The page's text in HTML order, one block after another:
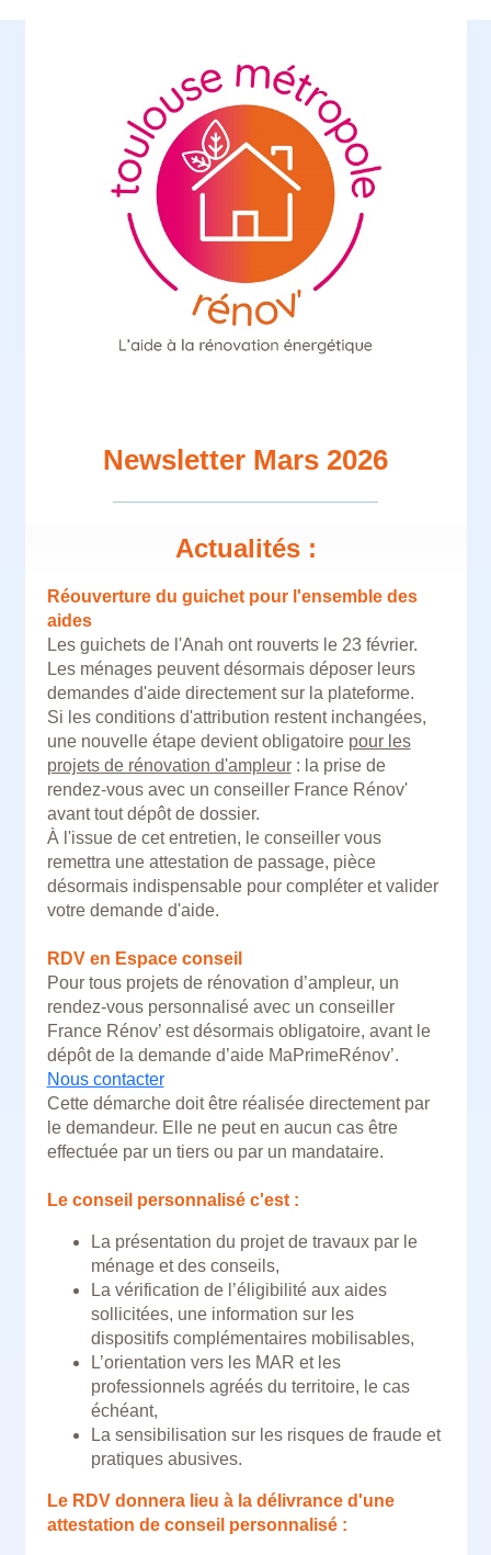
Newsletter Mars 2026
Actualités :
Réouverture du guichet pour l'ensemble des
aides
Les guichets de l'Anah ont rouverts le 23 février.
Les ménages peuvent désormais déposer leurs
demandes d'aide directement sur la plateforme.
Si les conditions d'attribution restent inchangées,
une nouvelle étape devient obligatoire pour les
projets de rénovation d'ampleur: la prise de
rendez-vous avec un conseiller France Rénov'
avant tout dépôt de dossier.
À l'issue de cet entretien, le conseiller vous
remettra une attestation de passage, pièce
désormais indispensable pour compléter et valider
votre demande d'aide.
RDV en Espace conseil
Pour tous projets de rénovation d’ampleur, un
rendez-vous personnalisé avec un conseiller
France Rénov’ est désormais obligatoire, avant le
dépôt de la demande d’aide MaPrimeRénov’.
Nous contacter
Cette démarche doit être réalisée directement par
le demandeur. Elle ne peut en aucun cas être
effectuée par un tiers ou par un mandataire.
Le conseil personnalisé c'est :
La présentation du projet de travaux par le
ménage et des conseils,
La vérification de l’éligibilité aux aides
sollicitées, une information sur les
dispositifs complémentaires mobilisables,
L’orientation vers les MAR et les
professionnels agréés du territoire, le cas
échéant,
La sensibilisation sur les risques de fraude et
pratiques abusives.
Le RDV donnera lieu à la délivrance d'une
attestation de conseil personnalisé :